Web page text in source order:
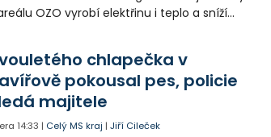
OZO vyrobí elektřinu i teplo a sníží
přímo v Kunčicích.
chlapečka v
pokousal pes, policie
majitele
14:33 | Celý MS kraj |Jiří Cileček